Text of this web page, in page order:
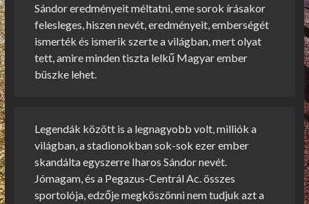
Sándor eredményeit méltatni, eme sorok írásakor
felesleges, hiszen nevét, eredményeit, emberségét
ismerték és ismerik szerte a világban, mert olyat
tett, amire minden tiszta lelkű Magyar ember
büszke lehet.
Legendák között is a legnagyobb volt, milliók a
világban, a stadionokban sok-sok ezer ember
skandálta egyszerre Iharos Sándor nevét.
Jómagam, és a Pegazus-Centrál Ac. összes
sportolója, edzője megköszönni nem tudjuk azt a